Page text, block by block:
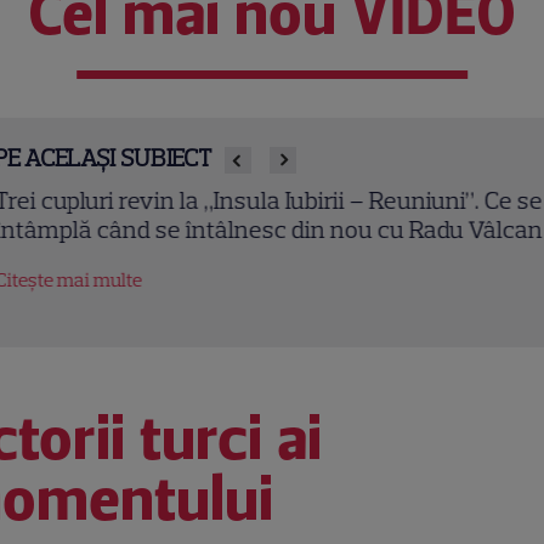
ACELAȘI SUBIECT
cupluri revin la „Insula Iubirii – Reuniuni”. Ce se
când se întâlnesc din nou cu Radu Vâlcan
mai multe
turci ai